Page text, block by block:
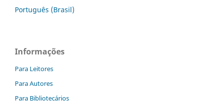
Português (Brasil)
Informações
Para Leitores
Para Autores
Para Bibliotecários